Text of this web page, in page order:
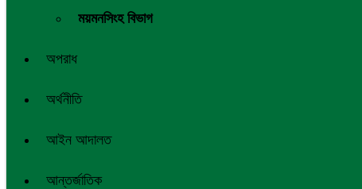
ময়মনসিংহ বিভাগ
অপরাধ
অর্থনীতি
আইন আদালত
আন্তর্জাতিক